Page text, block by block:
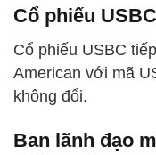
Cổ phiếu
Cổ phiếu USBC
American với mã
không đổi.
Ban lãnh đạo